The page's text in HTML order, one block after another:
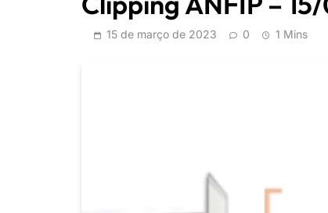
15 de março de 2023 0 1 Mins